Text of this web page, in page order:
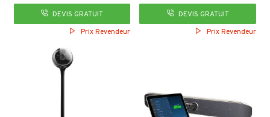
DEVIS GRATUIT
Prix Revendeur
DEVIS GRATUIT
Prix Revendeur